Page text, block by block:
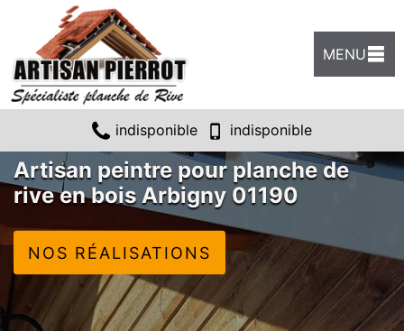
MENU
indisponible indisponible
Artisan peintre pour planche de
rive en bois Arbigny 01190
NOS RÉALISATIONS